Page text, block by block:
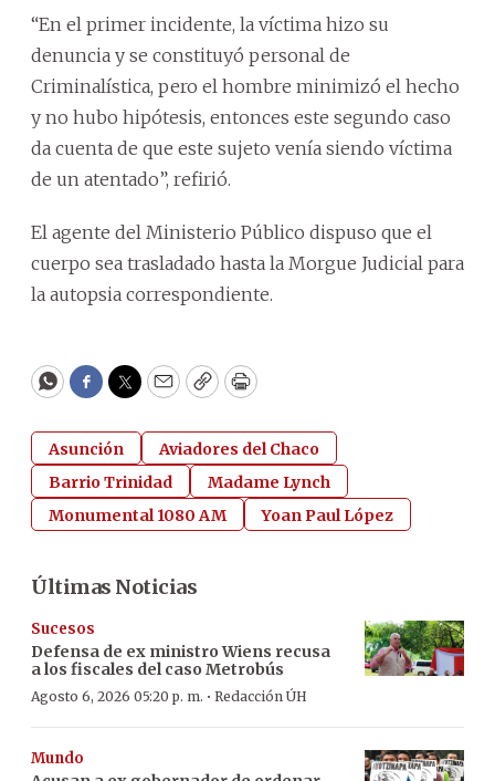
“En el primer incidente, la víctima hizo su
denuncia y se constituyó personal de
Criminalística, pero el hombre minimizó el hecho
y no hubo hipótesis, entonces este segundo caso
da cuenta de que este sujeto venía siendo víctima
de un atentado”, refirió.
El agente del Ministerio Público dispuso que el
cuerpo sea trasladado hasta la Morgue Judicial para
la autopsia correspondiente.
WhatsApp
Facebook
Twitter
EmailCopyPrint
Asunción
Aviadores del Chaco
Barrio Trinidad
Madame Lynch
Monumental 1080 AM
Yoan Paul López
Últimas Noticias
Sucesos
Defensa de ex ministro Wiens recusa
a los fiscales del caso Metrobús
Agosto 6, 2026 05:20 p. m. · Redacción ÚH
Mundo